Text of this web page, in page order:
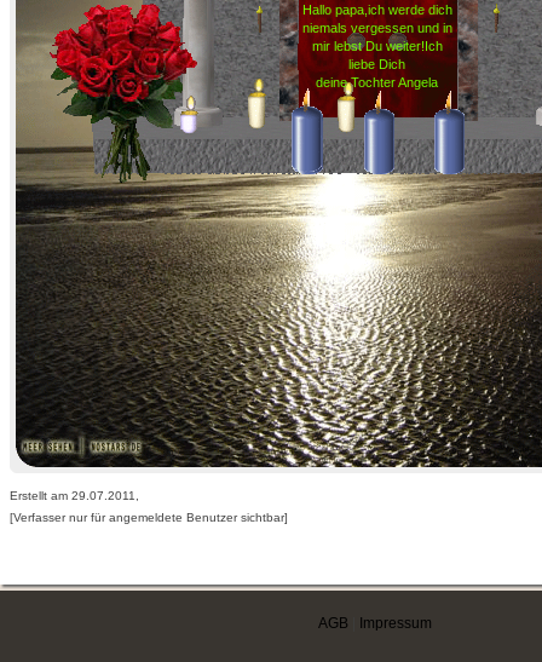
Hallo papa,ich werde dich
niemals vergessen und in
mir lebst Du weiter!Ich
liebe Dich
deine Tochter Angela
Erstellt am 29.07.2011,
[Verfasser nur für angemeldete Benutzer sichtbar]
AGB Impressum